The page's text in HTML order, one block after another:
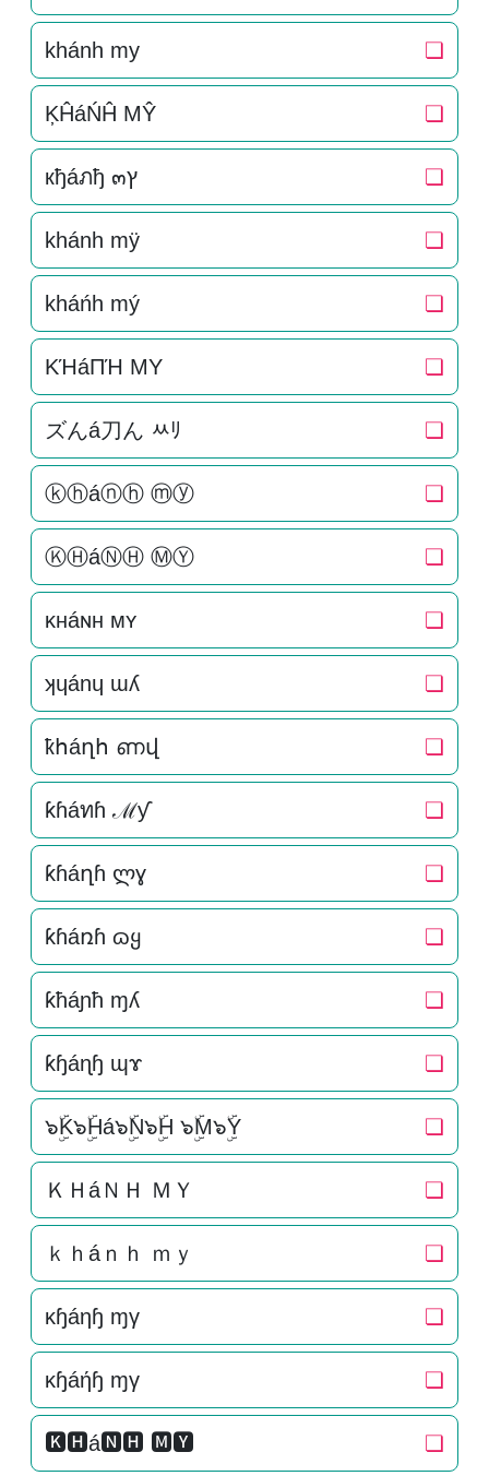
khánh my ❏
ĶĤáŃĤ MŶ ❏
кђáภђ ๓ץ ❏
khánh mÿ ❏
kháńh mý ❏
KΉáПΉ MY ❏
ズんá刀ん ﾶﾘ ❏
ⓚⓗáⓝⓗ ⓜⓨ ❏
ⓀⒽáⓃⒽ ⓂⓎ ❏
κнáɴн мʏ ❏
ʞɥánɥ ɯʎ ❏
ҟհáղհ ണվ ❏
ƙɦáทɦ ℳƴ ❏
ƙɦáղɦ ლɣ ❏
ƙɦáռɦ ɷყ ❏
ƙħáɲħ ɱʎ ❏
ƙɧáɳɧ ɰɤ ❏
๖ۣۜK๖ۣۜHá๖ۣۜN๖ۣۜH ๖ۣۜM๖ۣۜY ❏
ＫＨáＮＨ ＭＹ ❏
ｋｈáｎｈ ｍｙ ❏
κɧáηɧ ɱγ ❏
κɧáήɧ ɱγ ❏
🅺🅷á🅽🅷 🅼🆈 ❏